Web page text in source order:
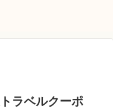
ラベルクーポ